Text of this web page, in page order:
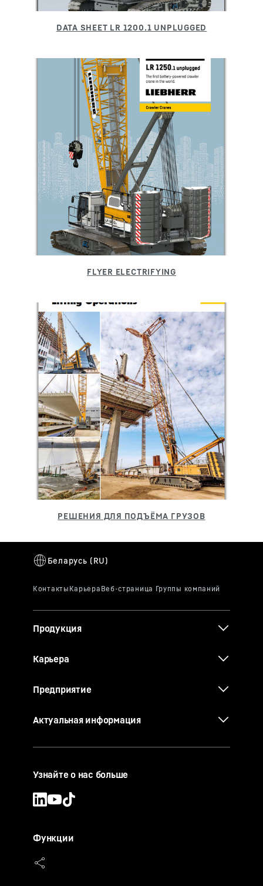
Продукция
Карьера
Предприятие
Актуальная информация
Узнайте о нас больше
Функции